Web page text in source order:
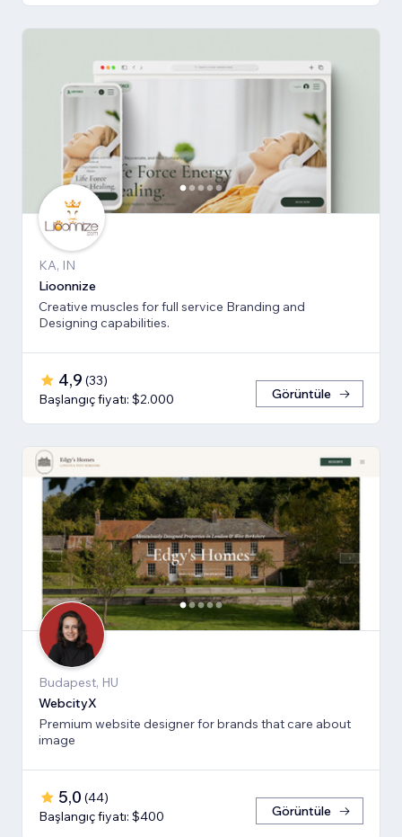
KA, IN
Lioonnize
Creative muscles for full service Branding and
Designing capabilities.
4,9 (33)
Başlangıç fiyatı: $2.000
Görüntüle
Budapest, HU
WebcityX
Premium website designer for brands that care about
image
5,0 (44)
Başlangıç fiyatı: $400
Görüntüle